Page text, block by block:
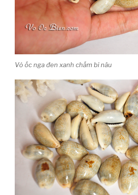
Vỏ ốc nga đen xanh chấm bi nâu